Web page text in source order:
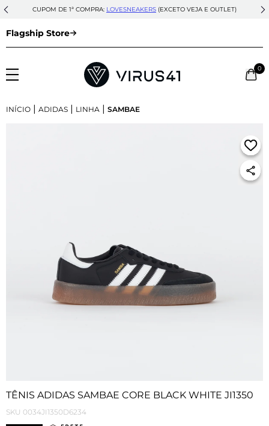
CUPOM DE 1ª COMPRA: LOVESNEAKERS (EXCETO VEJA E OUTLET)
Flagship Store
0
INÍCIO | ADIDAS | LINHA | SAMBAE
TÊNIS ADIDAS SAMBAE CORE BLACK WHITE JI1350
SKU 0034JI1350D6234